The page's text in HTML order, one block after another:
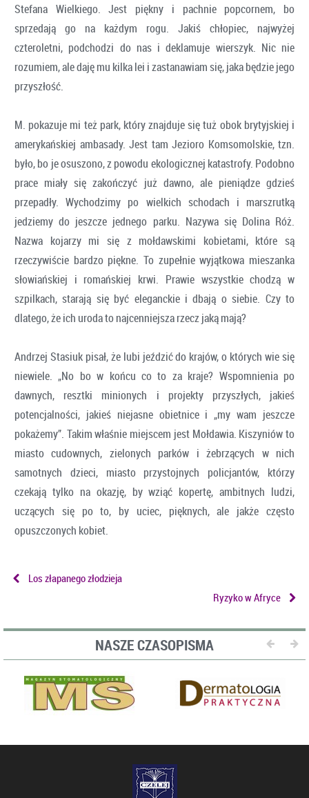
Stefana Wielkiego. Jest piękny i pachnie popcornem, bo
sprzedają go na każdym rogu. Jakiś chłopiec, najwyżej
czteroletni, podchodzi do nas i deklamuje wierszyk. Nic nie
rozumiem, ale daję mu kilka lei i zastanawiam się, jaka będzie jego
przyszłość.
M. pokazuje mi też park, który znajduje się tuż obok brytyjskiej i
amerykańskiej ambasady. Jest tam Jezioro Komsomolskie, tzn.
było, bo je osuszono, z powodu ekologicznej katastrofy. Podobno
prace miały się zakończyć już dawno, ale pieniądze gdzieś
przepadły. Wychodzimy po wielkich schodach i marszrutką
jedziemy do jeszcze jednego parku. Nazywa się Dolina Róż.
Nazwa kojarzy mi się z mołdawskimi kobietami, które są
rzeczywiście bardzo piękne. To zupełnie wyjątkowa mieszanka
słowiańskiej i romańskiej krwi. Prawie wszystkie chodzą w
szpilkach, starają się być eleganckie i dbają o siebie. Czy to
dlatego, że ich uroda to najcenniejsza rzecz jaką mają?
Andrzej Stasiuk pisał, że lubi jeździć do krajów, o których wie się
niewiele. „No bo w końcu co to za kraje? Wspomnienia po
dawnych, resztki minionych i projekty przyszłych, jakieś
potencjalności, jakieś niejasne obietnice i „my wam jeszcze
pokażemy”. Takim właśnie miejscem jest Mołdawia. Kiszyniów to
miasto cudownych, zielonych parków i żebrzących w nich
samotnych dzieci, miasto przystojnych policjantów, którzy
czekają tylko na okazję, by wziąć kopertę, ambitnych ludzi,
uczących się po to, by uciec, pięknych, ale jakże często
opuszczonych kobiet.
Los złapanego złodzieja
Ryzyko w Afryce
NASZE CZASOPISMA